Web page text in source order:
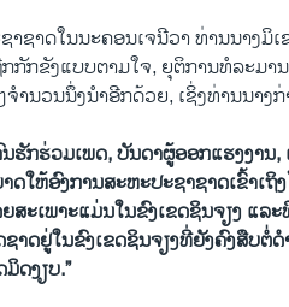
າດໃນນະ​ຄອນ​ເຈ​ນີ​ວາ ທ່ານນາງມິເ
ກ​ຂັງ​ແບບຕາມໃຈ, ຍຸ​ຕິ​ການ​ທໍ​ລະ​ມາ
ານວນນຶ່ງນໍາອີກດ້ວຍ, ເຊິ່ງທ່ານນາງກ່
ຮັກຮ່ວມເພດ, ບັນດາຜູ້ອອກແຮງງານ
ໃຫ້ອົງການ​ສະ​ຫະ​ປະ​ຊາ​ຊາດ​ເຂົ້າ​ເ
ະ​ເພາະ​ແມ່ນ​ໃນຂົງເຂດຊິນຈຽງ ແລ
ດ​ຢູ່​ໃນຂົງ​ເຂດ​ຊິນ​ຈຽງທີ່ຍັງຄົງສືບຕໍ່
ດງຽບ.”